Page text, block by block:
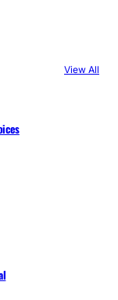
View All